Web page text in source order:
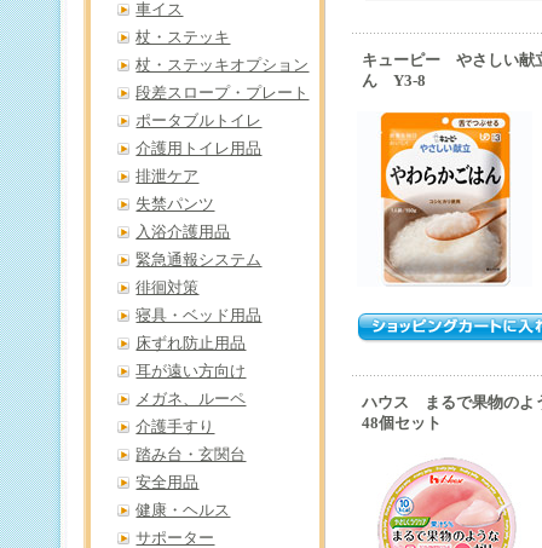
キューピー やさしい献
ん Y3-8
ハウス まるで果物のよ
48個セット
車イス
杖・ステッキ
杖・ステッキオプション
段差スロープ・プレート
ポータブルトイレ
介護用トイレ用品
排泄ケア
失禁パンツ
入浴介護用品
緊急通報システム
徘徊対策
寝具・ベッド用品
床ずれ防止用品
耳が遠い方向け
メガネ、ルーペ
介護手すり
踏み台・玄関台
安全用品
健康・ヘルス
サポーター